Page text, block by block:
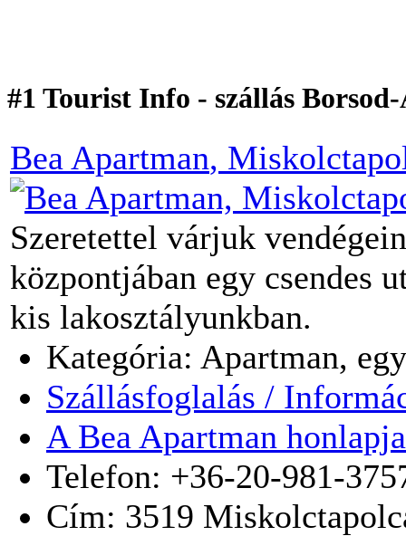
#1 Tourist Info - szállás
Bea Apartman,
Szeretettel várjuk
központjában egy csendes
kis lakosztályunkban.
Kategória: Apartman,
Szállásfoglalás /
A Bea Apartman honlapja
Telefon: +36-20-981-
Cím: 3519